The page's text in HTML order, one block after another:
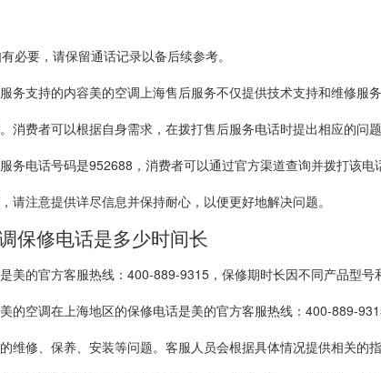
必要，请保留通话记录以备后续参考。
务支持的内容美的空调上海售后服务不仅提供技术支持和维修服
消费者可以根据自身需求，在拨打售后服务电话时提出相应的问
务电话号码是952688，消费者可以通过官方渠道查询并拨打该电
请注意提供详尽信息并保持耐心，以便更好地解决问题。
保修电话是多少时间长
美的官方客服热线：400-889-9315，保修期时长因不同产品型号
的空调在上海地区的保修电话是美的官方客服热线：400-889-
维修、保养、安装等问题。客服人员会根据具体情况提供相关的指